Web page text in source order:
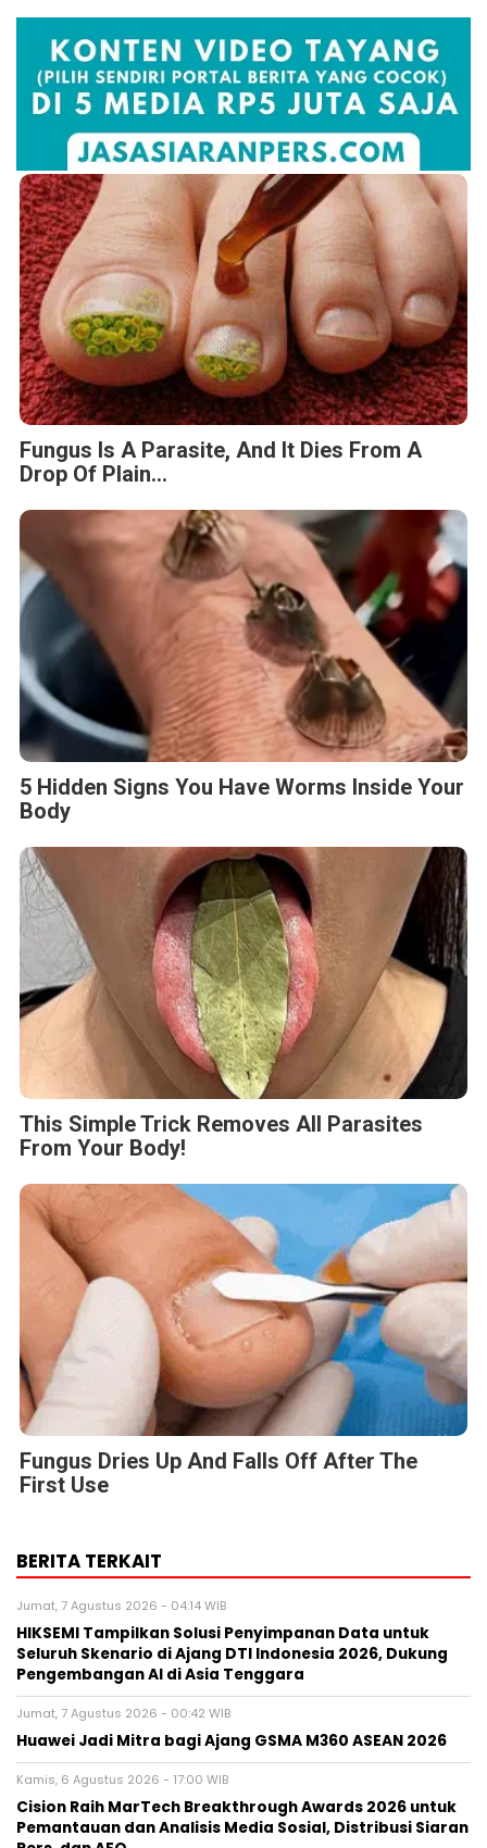
Fungus Is A Parasite, And It Dies From A
Drop Of Plain...
5 Hidden Signs You Have Worms Inside Your
Body
This Simple Trick Removes All Parasites
From Your Body!
Fungus Dries Up And Falls Off After The
First Use
BERITA TERKAIT
Jumat, 7 Agustus 2026 - 04:14 WIB
HIKSEMI Tampilkan Solusi Penyimpanan Data untuk
Seluruh Skenario di Ajang DTI Indonesia 2026, Dukung
Pengembangan AI di Asia Tenggara
Jumat, 7 Agustus 2026 - 00:42 WIB
Huawei Jadi Mitra bagi Ajang GSMA M360 ASEAN 2026
Kamis, 6 Agustus 2026 - 17:00 WIB
Cision Raih MarTech Breakthrough Awards 2026 untuk
Pemantauan dan Analisis Media Sosial, Distribusi Siaran